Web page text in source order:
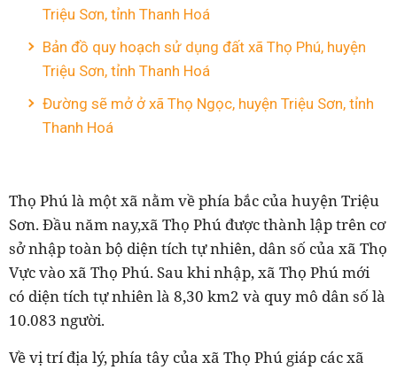
Triệu Sơn, tỉnh Thanh Hoá
Bản đồ quy hoạch sử dụng đất xã Thọ Phú, huyện
Triệu Sơn, tỉnh Thanh Hoá
Đường sẽ mở ở xã Thọ Ngọc, huyện Triệu Sơn, tỉnh
Thanh Hoá
Thọ Phú là một xã nằm về phía bắc của huyện Triệu
Sơn. Đầu năm nay,xã Thọ Phú được thành lập trên cơ
sở nhập toàn bộ diện tích tự nhiên, dân số của xã Thọ
Vực vào xã Thọ Phú. Sau khi nhập, xã Thọ Phú mới
có diện tích tự nhiên là 8,30 km2 và quy mô dân số là
10.083 người.
Về vị trí địa lý, phía tây của xã Thọ Phú giáp các xã